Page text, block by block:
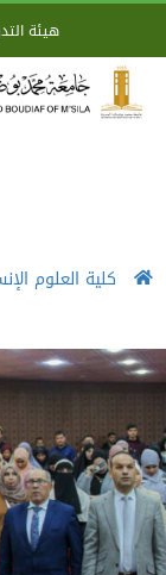
هيئة
كلية العلوم